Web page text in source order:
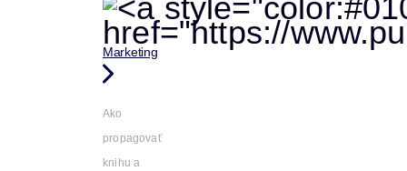
Marketing
Ako
propagovať
knihu a